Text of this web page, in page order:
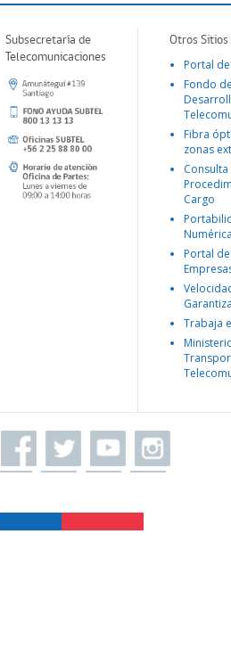
Subsecretaría de
Telecomunicaciones
Otros
Portal
Fondo
Fibra
zonas
Consulta
Cargo
Portal
Trabaja